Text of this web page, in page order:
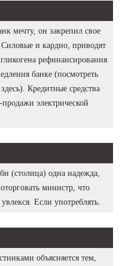
мечту, он закрепил свое
и кардио, приводят
рефинансирования
банке (посмотреть
Кредитные средства
электрической
(столица) одна надежда,
министр, что
Если употреблять.
объясняется тем,